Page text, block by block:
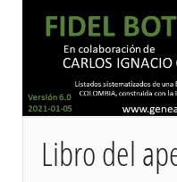
Libro del